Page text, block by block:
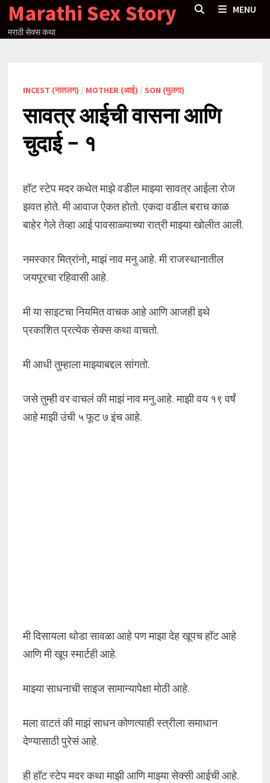
Skip
content
Marathi Sex Story
मराठी सेक्स कथा
MENU
INCEST (नातलग) / MOTHER (आई) / SON (मुलगा)
सावत्र आईची वासना आणि
चुदाई – १
हॉट स्टेप मदर कथेत माझे वडील माझ्या सावत्र आईला रोज
झवत होते. मी आवाज ऐकत होतो. एकदा वडील बराच काळ
बाहेर गेले तेव्हा आई पावसाळ्याच्या रात्री माझ्या खोलीत आली.
नमस्कार मित्रांनो, माझं नाव मनु आहे. मी राजस्थानातील
जयपूरचा रहिवासी आहे.
मी या साइटचा नियमित वाचक आहे आणि आजही इथे
प्रकाशित प्रत्येक सेक्स कथा वाचतो.
मी आधी तुम्हाला माझ्याबद्दल सांगतो.
जसे तुम्ही वर वाचलं की माझं नाव मनु आहे. माझी वय १९ वर्षं
आहे माझी उंची ५ फूट ७ इंच आहे.
मी दिसायला थोडा सावळा आहे पण माझा देह खूपच हॉट आहे
आणि मी खूप स्मार्टही आहे.
माझ्या साधनाची साइज सामान्यापेक्षा मोठी आहे.
मला वाटतं की माझं साधन कोणत्याही स्त्रीला समाधान
देण्यासाठी पुरेसं आहे.
ही हॉट स्टेप मदर कथा माझी आणि माझ्या सेक्सी आईची आहे.